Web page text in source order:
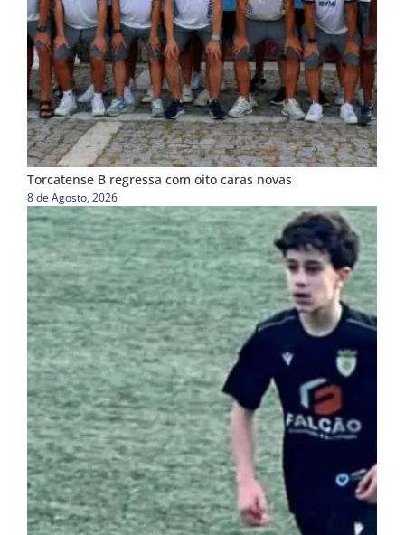
Torcatense B regressa com oito caras novas
8 de Agosto, 2026